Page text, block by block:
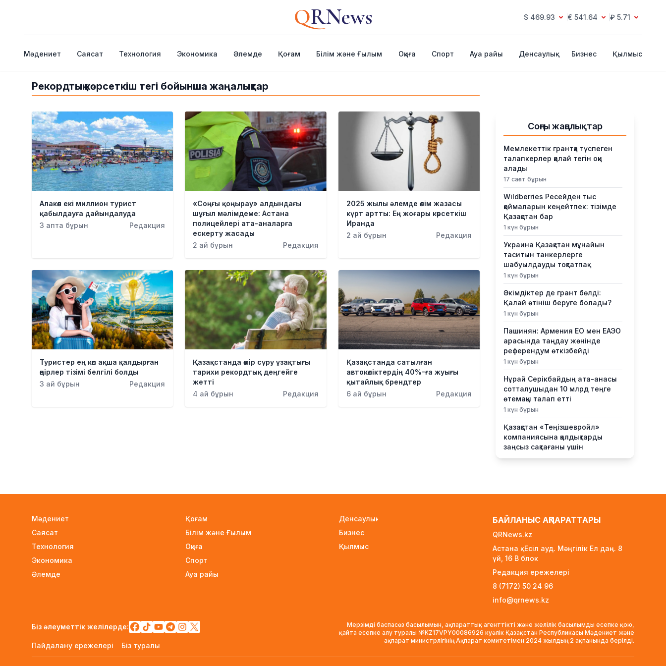
QRNews $ 469.93 € 541.64 ₽ 5.71
Мәдениет Саясат Технология Экономика Әлемде Қоғам Білім және Ғылым Оқиға Спорт Ауа райы Денсаулық Бизнес Қылмыс
Рекордтық көрсеткіш тегі бойынша жаңалықтар
Алакөл екі миллион турист
қабылдауға дайындалуда
3 апта бұрын
Редакция
«Соңғы қоңырау» алдындағы
шұғыл мәлімдеме: Астана
полицейлері ата-аналарға
ескерту жасады
2 ай бұрын
Редакция
2025 жылы әлемде өлім жазасы
күрт артты: Ең жоғары көрсеткіш
Иранда
2 ай бұрын
Редакция
Туристер ең көп ақша қалдырған
өңірлер тізімі белгілі болды
3 ай бұрын
Редакция
Қазақстанда өмір сүру ұзақтығы
тарихи рекордтық деңгейге
жетті
4 ай бұрын
Редакция
Қазақстанда сатылған
автокөліктердің 40%-ға жуығы
қытайлық брендтер
6 ай бұрын
Редакция
Соңғы жаңалықтар
Мемлекеттік грантқа түспеген
талапкерлер қалай тегін оқи
алады
17 сағат бұрын
Wildberries Ресейден тыс
қоймаларын кеңейтпек: тізімде
Қазақстан бар
1 күн бұрын
Украина Қазақстан мұнайын
таситын танкерлерге
шабуылдауды тоқтатпақ
1 күн бұрын
Әкімдіктер де грант бөлді:
Қалай өтініш беруге болады?
1 күн бұрын
Пашинян: Армения ЕО мен ЕАЭО
арасында таңдау жөнінде
референдум өткізбейді
1 күн бұрын
Нұрай Серікбайдың ата-анасы
сотталушыдан 10 млрд теңге
өтемақы талап етті
1 күн бұрын
Қазақстан «Теңізшевройл»
компаниясына қалдықтарды
заңсыз сақтағаны үшін
экологиялық талап қойды
Алматыда суретшілер
басталды
мемлекеттік білім гранттары
иегерлерінің тізімі жарияланды
1 күн бұрын
Ауылға көшетін IT-мамандар
мен архивистерге 10,8 млн
берілуі мүмкін
1 күн бұрын
құрамасына жаңа бас бапкер
Мәдениет
Саясат
Технология
Экономика
Әлемде
Қоғам
Білім және Ғылым
Оқиға
Спорт
Ауа райы
Денсаулық
Бизнес
Қылмыс
БАЙЛАНЫС АҚПАРАТТАРЫ
QRNews.kz
Астана қ. Есіл ауд. Мәңгілік Ел даң. 8
үй, 16 B блок
Редакция ережелері
8 (7172) 50 24 96
info@qrnews.kz
Біз әлеуметтік желілерде:
Пайдалану ережелері Біз туралы
Мерзімді баспасөз басылымын, ақпараттық агенттікті және желілік басылымды есепке қою,
қайта есепке алу туралы №KZ17VPY00086926 куәлік Қазақстан Республикасы Мәдениет және
ақпарат министрлігінің Ақпарат комитетімен 2024 жылдың 2 ақпанында берілді.